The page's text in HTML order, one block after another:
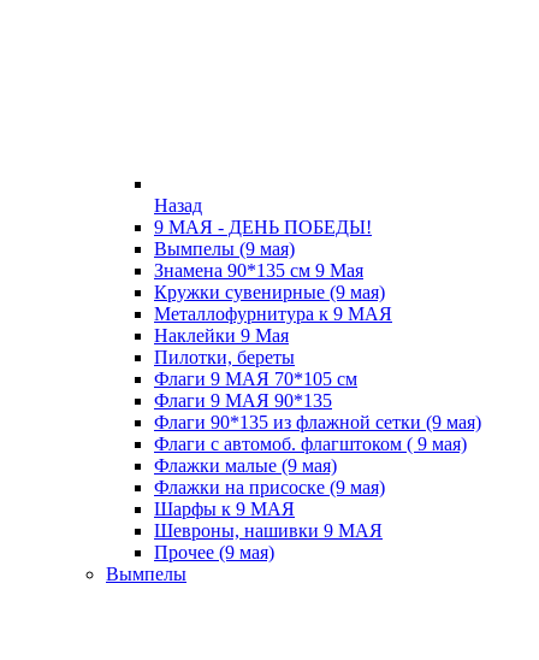
Назад
9 МАЯ - ДЕНЬ ПОБЕДЫ!
Вымпелы (9 мая)
Знамена 90*135 см 9 Мая
Кружки cувенирные (9 мая)
Металлофурнитура к 9 МАЯ
Наклейки 9 Мая
Пилотки, береты
Флаги 9 МАЯ 70*105 см
Флаги 9 МАЯ 90*135
Флаги 90*135 из флажной сетки (9 мая)
Флаги с автомоб. флагштоком ( 9 мая)
Флажки малые (9 мая)
Флажки на присоске (9 мая)
Шарфы к 9 МАЯ
Шевроны, нашивки 9 МАЯ
Прочее (9 мая)
Вымпелы